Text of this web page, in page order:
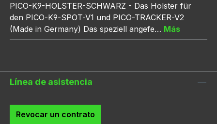
PICO-K9-HOLSTER-SCHWARZ - Das Holster für
den PICO-K9-SPOT-V1 und PICO-TRACKER-V2
(Made in Germany) Das speziell angefe… Más
Línea de asistencia
Revocar un contrato